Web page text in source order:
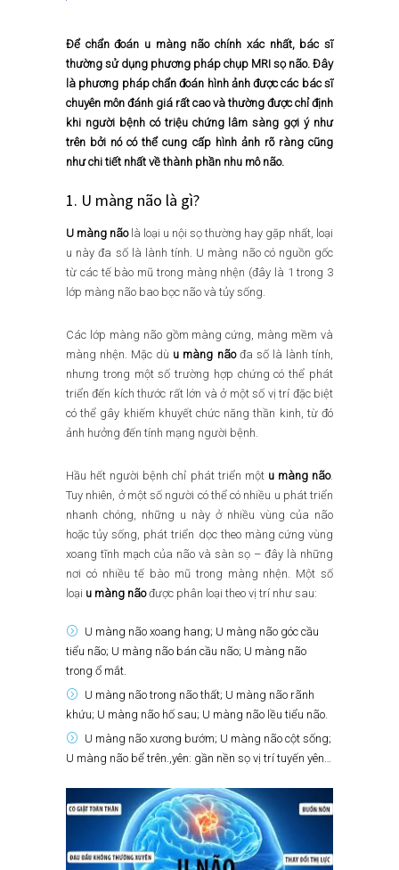
Để chẩn đoán u màng não chính xác nhất, bác sĩ
thường sử dụng phương pháp chụp MRI sọ não. Đây
là phương pháp chẩn đoán hình ảnh được các bác sĩ
chuyên môn đánh giá rất cao và thường được chỉ định
khi người bệnh có triệu chứng lâm sàng gợi ý như
trên bởi nó có thể cung cấp hình ảnh rõ ràng cũng
như chi tiết nhất về thành phần nhu mô não.
1. U màng não là gì?
U màng nãolà loại u nội sọ thường hay gặp nhất, loại
u này đa số là lành tính. U màng não có nguồn gốc
từ các tế bào mũ trong màng nhện (đây là 1 trong 3
lớp màng não bao bọc não và tủy sống.
Các lớp màng não gồm màng cứng, màng mềm và
màng nhện. Mặc dù u màng não đa số là lành tính,
nhưng trong một số trường hợp chứng có thể phát
triển đến kích thước rất lớn và ở một số vị trí đặc biệt
có thể gây khiếm khuyết chức năng thần kinh, từ đó
ảnh hưởng đến tính mạng người bệnh.
Hầu hết người bệnh chỉ phát triển mộtu màng não.
Tuy nhiên, ở một số người có thể có nhiều u phát triển
nhanh chóng, những u này ở nhiều vùng của não
hoặc tủy sống, phát triển dọc theo màng cứng vùng
xoang tĩnh mạch của não và sàn sọ – đây là những
nơi có nhiều tế bào mũ trong màng nhện. Một số
loại u màng nãođược phân loại theo vị trí như sau:
U màng não xoang hang; U màng não góc cầu
tiểu não; U màng não bán cầu não; U màng não
trong ổ mắt.
U màng não trong não thất; U màng não rãnh
khứu; U màng não hố sau; U màng não lều tiểu não.
U màng não xương bướm; U màng não cột sống;
U màng não bể trên.,yên: gần nền sọ vị trí tuyến yên…